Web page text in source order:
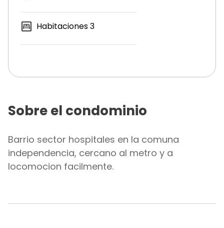
Habitaciones3
Sobre el condominio
Barrio sector hospitales en la comuna
independencia, cercano al metro y a
locomocion facilmente.